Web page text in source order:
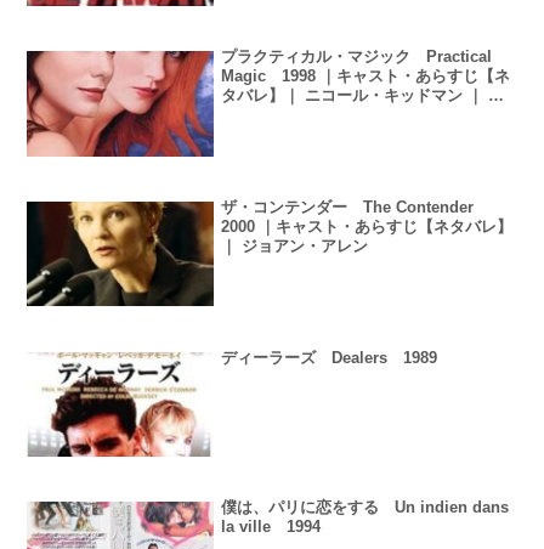
プラクティカル・マジック Practical
Magic 1998 ｜キャスト・あらすじ【ネ
タバレ】｜ ニコール・キッドマン ｜ サ
ザ・コンテンダー The Contender
2000 ｜キャスト・あらすじ【ネタバレ】
｜ ジョアン・アレン
ディーラーズ Dealers 1989
僕は、パリに恋をする Un indien dans
la ville 1994